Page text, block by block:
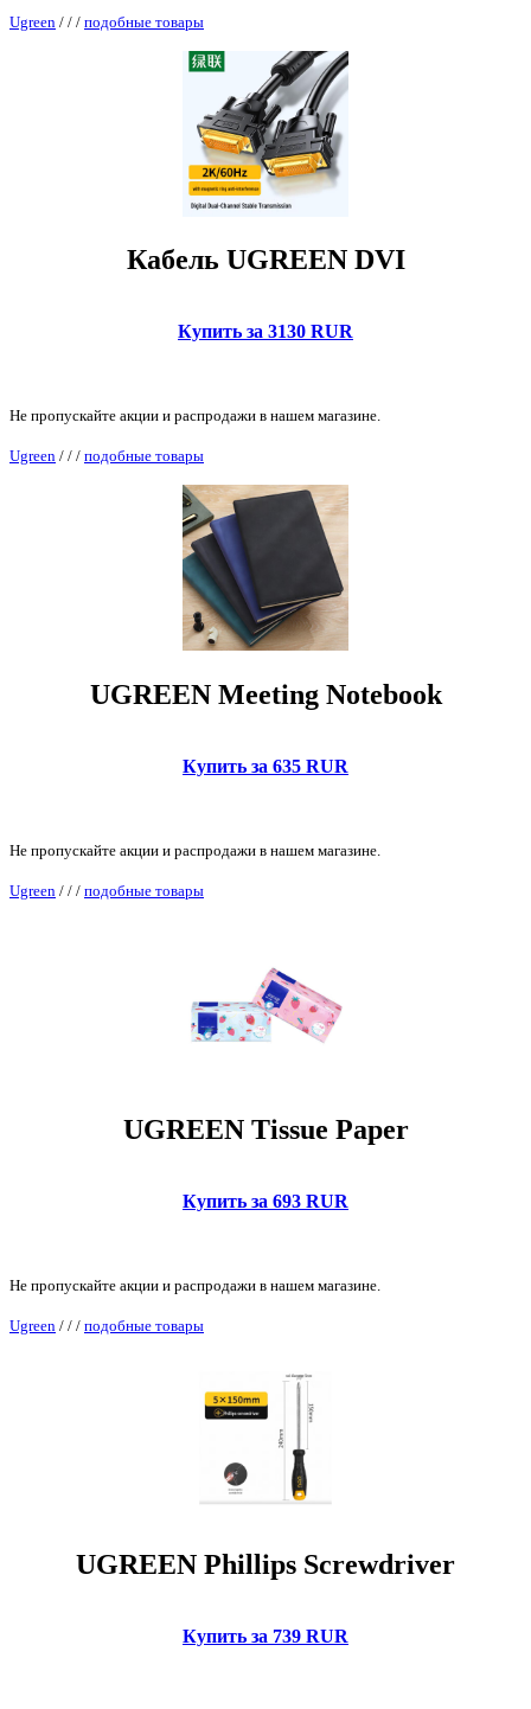
Ugreen / / / подобные товары
Кабель UGREEN DVI
Купить за 3130 RUR
Не пропускайте акции и распродажи в нашем магазине.
Ugreen / / / подобные товары
UGREEN Meeting Notebook
Купить за 635 RUR
Не пропускайте акции и распродажи в нашем магазине.
Ugreen / / / подобные товары
UGREEN Tissue Paper
Купить за 693 RUR
Не пропускайте акции и распродажи в нашем магазине.
Ugreen / / / подобные товары
UGREEN Phillips Screwdriver
Купить за 739 RUR